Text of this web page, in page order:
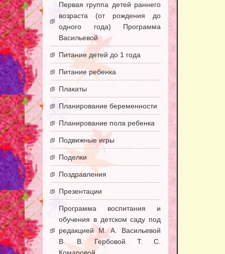
Первая группа детей раннего
возраста (от рождения до
одного года) Программа
Васильевой
Питание детей до 1 года
Питание ребенка
Плакаты
Планирование беременности
Планирование пола ребенка
Подвижные игры
Поделки
Поздравления
Презентации
Программа воспитания и
обучения в детском саду под
редакцией М. А. Васильевой
В. В. Гербовой Т. С.